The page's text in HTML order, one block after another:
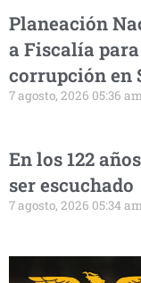
Planeación
a Fiscalía
corrupción en
7 agosto, 2026 05:36
En los 122
ser escuchado
7 agosto, 2026 05:34